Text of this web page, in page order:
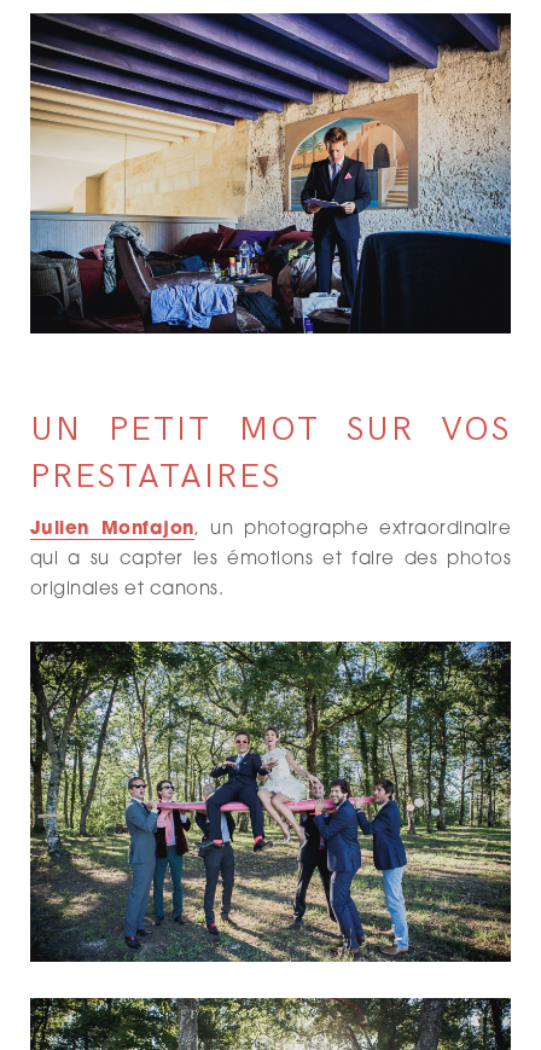
UN PETIT MOT SUR VOS
PRESTATAIRES
Julien Monfajon, un photographe extraordinaire
qui a su capter les émotions et faire des photos
originales et canons.